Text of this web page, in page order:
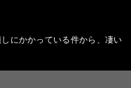
にかかっている件から、凄い